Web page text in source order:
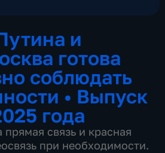
и
готова
соблюдать
• Выпуск
года
связь и красная
при необходимости.